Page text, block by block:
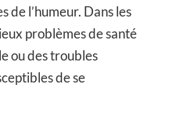
de l’humeur. Dans les
problèmes de santé
ou des troubles
de se